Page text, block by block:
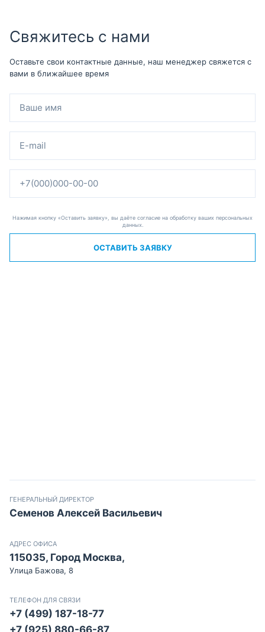
Свяжитесь с нами
Оставьте свои контактные данные, наш менеджер свяжется с
вами в ближайшее время
Нажимая кнопку «Оставить заявку», вы даёте согласие на обработку ваших персональных
данных.
ОСТАВИТЬ ЗАЯВКУ
ГЕНЕРАЛЬНЫЙ ДИРЕКТОР
Семенов Алексей Васильевич
АДРЕС ОФИСА
115035, Город Москва,
Улица Бажова, 8
ТЕЛЕФОН ДЛЯ СВЯЗИ
+7 (499) 187-18-77
+7 (925) 880-66-87